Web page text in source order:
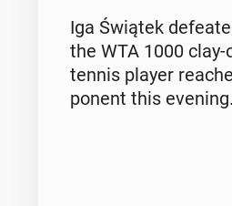
Iga Świątek
the WTA 1000
tennis player
po­nent this evening.